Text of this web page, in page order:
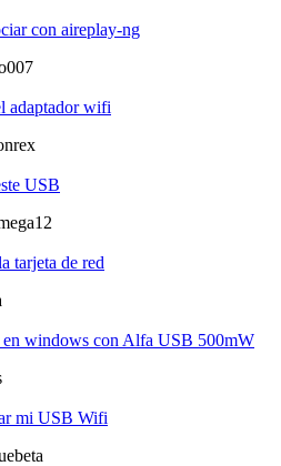
con aireplay-ng
adaptador wifi
USB
tarjeta de red
en windows con Alfa USB 500mW
mi USB Wifi